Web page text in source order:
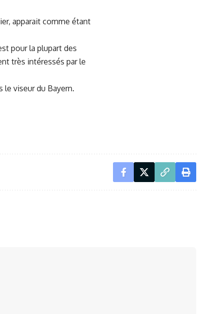
apparait comme étant
pour la plupart des
très intéressés par le
le viseur du Bayern.